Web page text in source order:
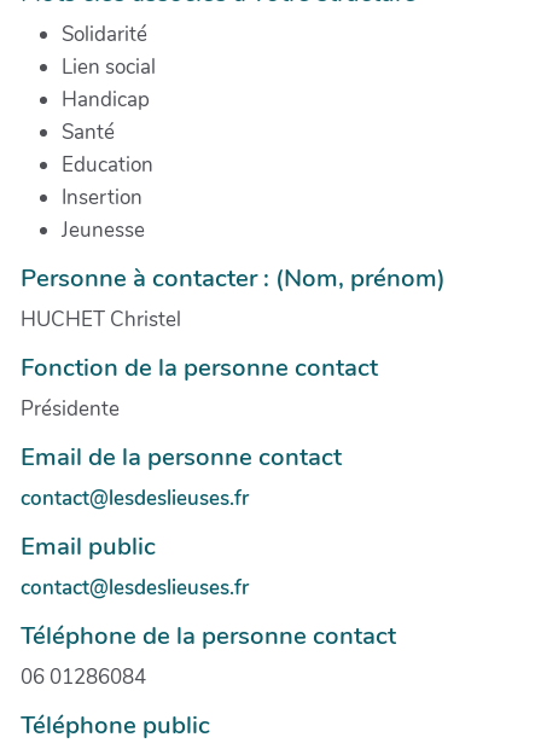
Solidarité
Lien social
Handicap
Santé
Education
Insertion
Jeunesse
Personne à contacter : (Nom, prénom)
HUCHET Christel
Fonction de la personne contact
Présidente
Email de la personne contact
contact@lesdeslieuses.fr
Email public
contact@lesdeslieuses.fr
Téléphone de la personne contact
06 01286084
Téléphone public